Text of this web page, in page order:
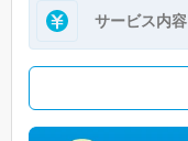
サービス内容